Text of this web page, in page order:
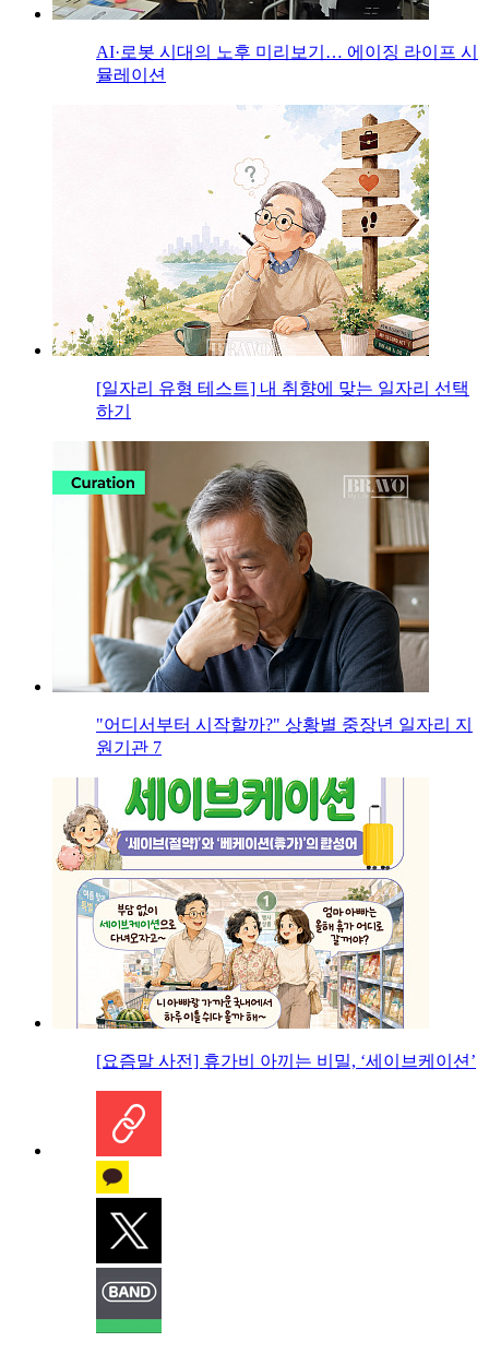
AI·로봇 시대의 노후 미리보기… 에이징 라이프 시
뮬레이션
[일자리 유형 테스트] 내 취향에 맞는 일자리 선택
하기
"어디서부터 시작할까?" 상황별 중장년 일자리 지
원기관 7
[요즘말 사전] 휴가비 아끼는 비밀, ‘세이브케이션’